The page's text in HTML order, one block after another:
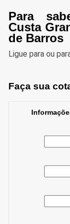
Para
Custa
de Barros
Ligue paraou
Faça sua